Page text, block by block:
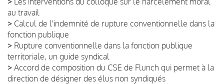
au travail
> Calcul de l'indemnité de rupture conventionnelle dans la
fonction publique
> Rupture conventionnelle dans la fonction publique
territoriale, un guide syndical
> Accord de composition du CSE de Flunch qui permet à la
direction de désigner des élus non syndiqués